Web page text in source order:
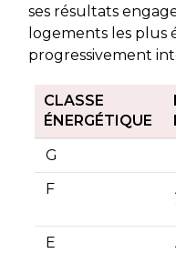
ses résultats
logements les plus
progressivement
CLASSE
ÉNERGÉTIQUE
G
F
E